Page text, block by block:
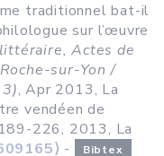
traditionnel bat-il
sur l’œuvre
Actes de
sur-Yon /
, Apr 2013, La
vendéen de
226, 2013, La
- Bibtex